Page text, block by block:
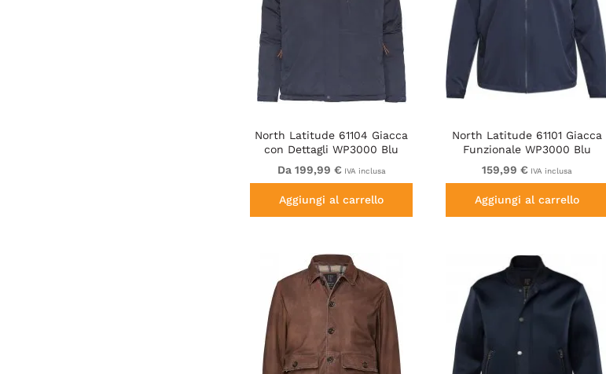
North Latitude 61104 Giacca
con Dettagli WP3000 Blu
Da 199,99 € IVA inclusa
Aggiungi al carrello
North Latitude 61101 Giacca
Funzionale WP3000 Blu
Marino
159,99 € IVA inclusa
Aggiungi al carrello